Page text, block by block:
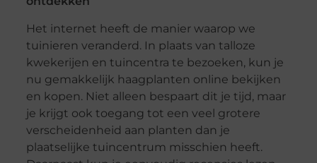
Het internet heeft de manier waarop we
tuinieren veranderd. In plaats van talloze
kwekerijen en tuincentra te bezoeken, kun je
nu gemakkelijk haagplanten online bekijken
en kopen. Niet alleen bespaart dit je tijd, maar
je krijgt ook toegang tot een veel grotere
verscheidenheid aan planten dan je
plaatselijke tuincentrum misschien heeft.